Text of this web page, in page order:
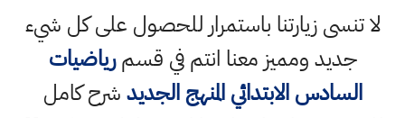
لا تنسى زيارتنا باستمرار للحصول على كل شيء
جديد ومميز معنا انتم في قسمرياضيات
السادس الابتدائي المنهج الجديدشرح كامل